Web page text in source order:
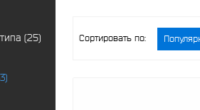
(25)
Сортировать по: